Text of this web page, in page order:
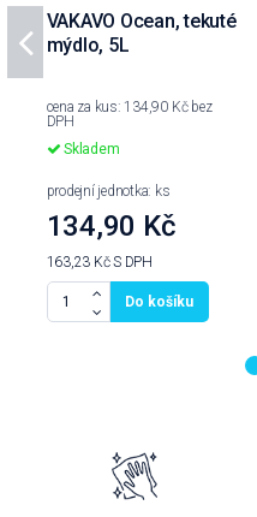
VAKAVO Ocean, tekuté
mýdlo, 5L
cena za kus: 134,90 Kč bez
DPH
Skladem
prodejní jednotka: ks
134,90 Kč
163,23 KčS DPH
Do košíku